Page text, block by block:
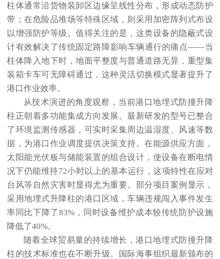
柱体通常沿货物装卸区边缘呈线性分布，形成动态防护
带；在危险品堆场等特殊区域，则采用加密阵列式布设
以增强防护等级。值得关注的是，这类设备的隐蔽式设
计有效解决了传统固定路障影响车辆通行的痛点——当
柱体降入地下时，地面平整度与普通道路无异，重型集
装箱卡车可无障碍通过，这种灵活切换模式显著提升了
港口作业效率。
从技术演进的角度观察，当前港口地埋式防撞升降
柱正朝着多功能集成方向发展。最新研发的型号已整合
了环境监测传感器，可实时采集周边温湿度、风速等数
据，为港口作业调度提供决策支持。在能源供应方面，
太阳能光伏板与储能装置的组合设计，使设备在断电情
况下仍能维持72小时以上的基本运行，这项特性在应对
台风等自然灾害时显得尤为重要。部分项目案例显示，
采用地埋式升降柱的港口区域，车辆违规闯入事件发生
率同比下降了83%，同时设备维护成本较传统防护设施
降低了40%。
随着全球贸易量的持续增长，港口地埋式防撞升降
柱的技术标准也在不断升级。国际海事组织最新颁布的